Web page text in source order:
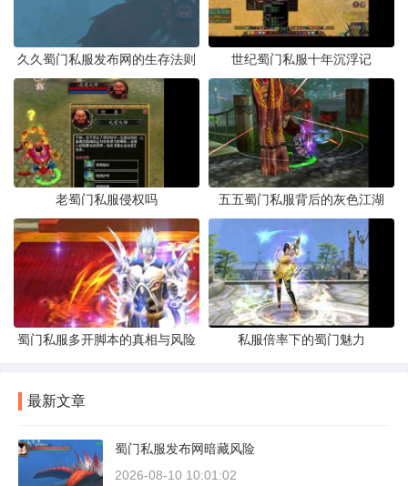
久久蜀门私服发布网的生存法则 世纪蜀门私服十年沉浮记
老蜀门私服侵权吗 五五蜀门私服背后的灰色江湖
蜀门私服多开脚本的真相与风险 私服倍率下的蜀门魅力
最新文章
蜀门私服发布网暗藏风险
2026-08-10 10:01:02